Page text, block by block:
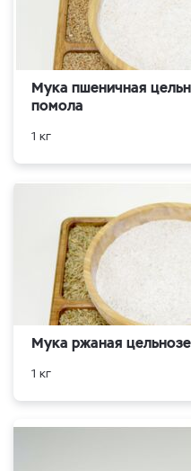
Мука пшеничная
помола
1 кг
Мука ржаная
1 кг